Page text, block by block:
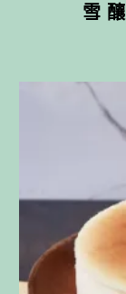
雪